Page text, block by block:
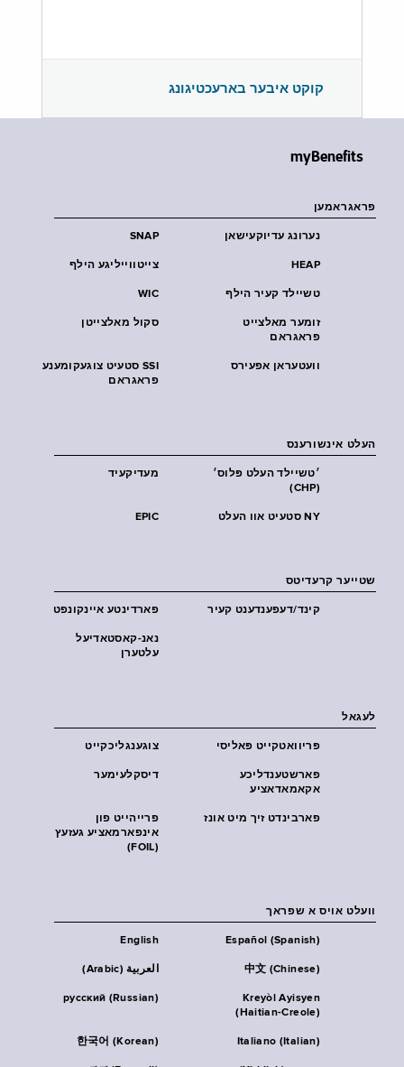
קוקט איבער בארעכטיגונג
myBenefits
פראגראמען
SNAP נערונג עדיוקעישאן
צייטווייליגע הילף HEAP
WIC טשיילד קעיר הילף
סקול מאלצייטן
זומער מאלצייט
פראגראם
SSI סטעיט צוגעקומענע
פראגראם
וועטעראן אפעירס
העלט אינשורענס
מעדיקעיד
׳טשיילד העלט פּלוס׳
(CHP)
EPIC NY סטעיט אוו העלט
שטייער קרעדיטס
פארדינטע איינקונפט קינד/דעפענדענט קעיר
נאנ-קאסטאדיעל
עלטערן
לעגאל
צוגענגליכקייט פּריוואטקייט פּאליסי
דיסקלעימער
פארשטענדליכע
אקאמאדאציע
פרייהייט פון
אינפארמאציע געזעץ
(FOIL)
פארבינדט זיך מיט אונז
וועלט אויס א שפראך
English Español (Spanish)
العربية (Arabic) 中文 (Chinese)
русский (Russian)
Kreyòl Ayisyen
(Haitian-Creole)
한국어 (Korean) Italiano (Italian)